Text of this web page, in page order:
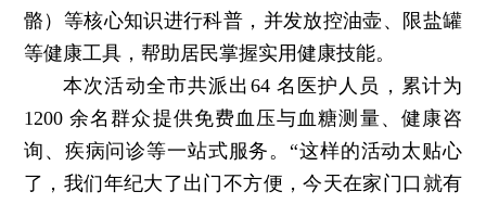
骼）等核心知识进行科普，并发放控油壶、限盐罐
等健康工具，帮助居民掌握实用健康技能。
本次活动全市共派出64 名医护人员，累计为
1200 余名群众提供免费血压与血糖测量、健康咨
询、疾病问诊等一站式服务。“这样的活动太贴心
了，我们年纪大了出门不方便，今天在家门口就有